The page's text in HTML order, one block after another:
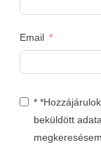
Email
*
beküldött